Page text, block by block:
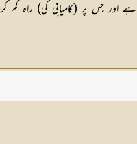
اور جس پر (کامیابی کی) راہ